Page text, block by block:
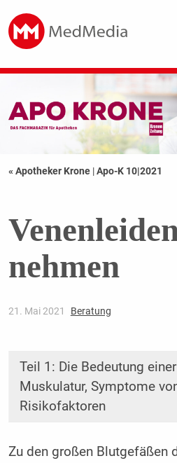
« Apotheker Krone |Apo-K 10|2021
nehmen
21. Mai 2021 Beratung
Teil 1: Die Bedeutung
Muskulatur, Symptome
Risikofaktoren
Zu den großen Blutgefäßen